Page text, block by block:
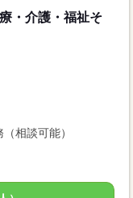
・介護・福祉そ
相談可能）